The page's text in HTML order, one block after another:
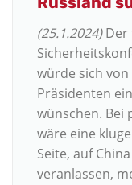
(25.1.2024)Der
würde sich
Präsidenten
wünschen. Bei
wäre eine
Seite, auf
veranlassen,